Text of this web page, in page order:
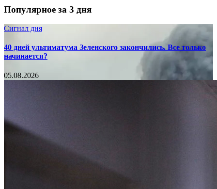
Популярное за 3 дня
Сигнал дня
40 дней ультиматума Зеленского закончились. Все только
начинается?
05.08.2026